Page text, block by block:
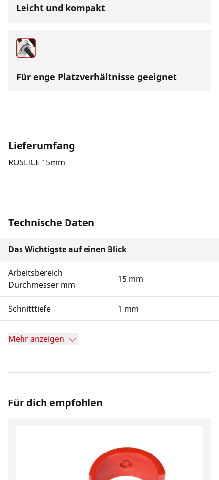
Leicht und kompakt
Für enge Platzverhältnisse geeignet
Lieferumfang
ROSLICE 15mm
Technische Daten
Das Wichtigste auf einen Blick
Arbeitsbereich
Durchmesser mm
15 mm
Schnitttiefe 1 mm
Mehr anzeigen
Für dich empfohlen